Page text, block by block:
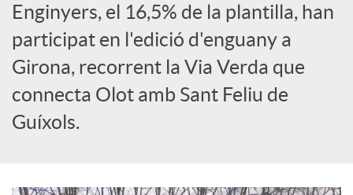
r
d
e
Enginyers, el 16,5% de la plantilla, han
participat en l'edició d'enguany a
Girona, recorrent la Via Verda que
connecta Olot amb Sant Feliu de
Guíxols.